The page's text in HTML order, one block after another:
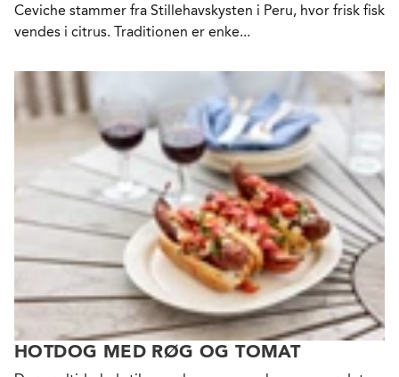
Ceviche stammer fra Stillehavskysten i Peru, hvor frisk fisk
vendes i citrus. Traditionen er enke...
HOTDOG MED RØG OG TOMAT